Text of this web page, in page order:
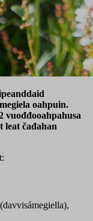
oahpuin.
leat čađahan